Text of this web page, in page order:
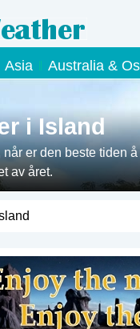
Asia Australia &
i Island
når er den beste tiden
av året.